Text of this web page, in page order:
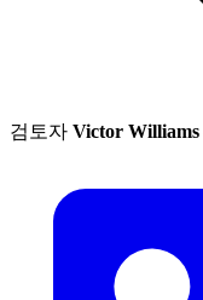
검토자 Victor Williams